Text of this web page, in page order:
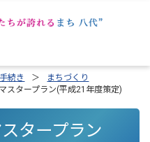
続き
まちづくり
スタープラン(平成21年度策定)
タープラン